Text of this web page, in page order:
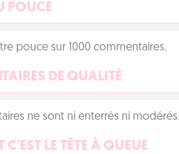
POUCE
pouce sur 1000 commentaires.
DE QUALITÉ
ne sont ni enterrés ni
C'EST LE TÊTE À QUEUE